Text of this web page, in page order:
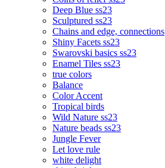
Deep Blue ss23
Sculptured ss23
Chains and edge, connections
Shiny Facets ss23
Swarovski basics ss23
Enamel Tiles ss23
true colors
Balance
Color Accent
Tropical birds
Wild Nature ss23
Nature beads ss23
Jungle Fever
Let love rule
white delight